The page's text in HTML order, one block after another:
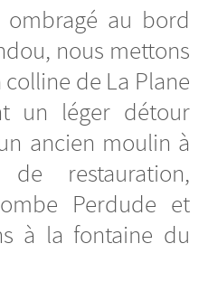
ombragé au bord
nous mettons
de La Plane
un léger détour
ancien moulin à
restauration,
Perdude et
à la fontaine du